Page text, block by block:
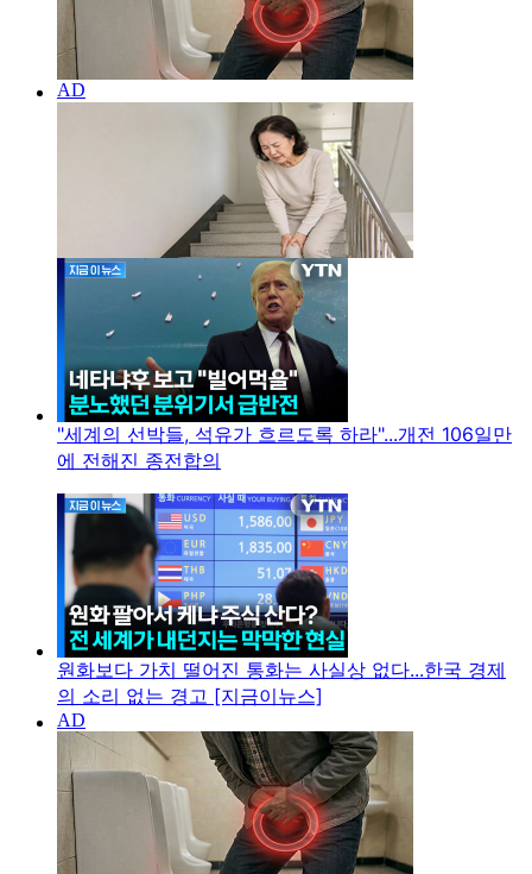
"세계의 선박들, 석유가 흐르도록 하라"...개전 106일만
에 전해진 종전합의
원화보다 가치 떨어진 통화는 사실상 없다...한국 경제
의 소리 없는 경고 [지금이뉴스]